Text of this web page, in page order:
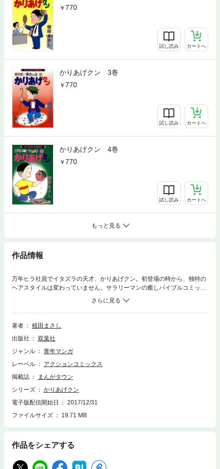
770
試し読み カートへ
かりあげクン 3巻
770
試し読み カートへ
かりあげクン 4巻
770
試し読み カートへ
もっと見る
作品情報
万年ヒラ社員でイタズラの天才、かりあげクン。初登場の時から、独特の
ヘアスタイルは変わっていません。サラリーマンの癒しバイブルコミッ
ク、バブル期もリストラ時代も平常心でスィースィー。植田まさし、永遠
著者
植田まさし
出版社
双葉社
ジャンル
青年マンガ
レーベル
アクションコミックス
掲載誌
まんがタウン
シリーズ
かりあげクン
電子版配信開始日
2017/12/31
ファイルサイズ
19.71 MB
作品をシェアする